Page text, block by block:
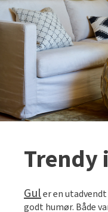
Trendy
Guler en
godt humør. Både